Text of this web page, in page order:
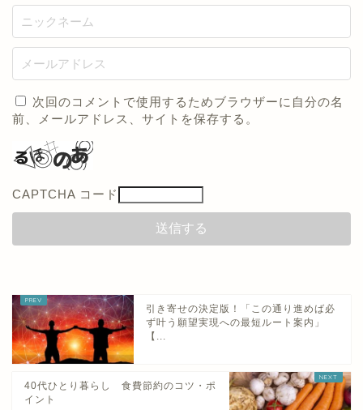
次回のコメントで使用するためブラウザーに自分の名
前、メールアドレス、サイトを保存する。
CAPTCHA コード
引き寄せの決定版！「この通り進めば必
ず叶う願望実現への最短ルート案内」
【...
40代ひとり暮らし 食費節約のコツ・ポ
イント